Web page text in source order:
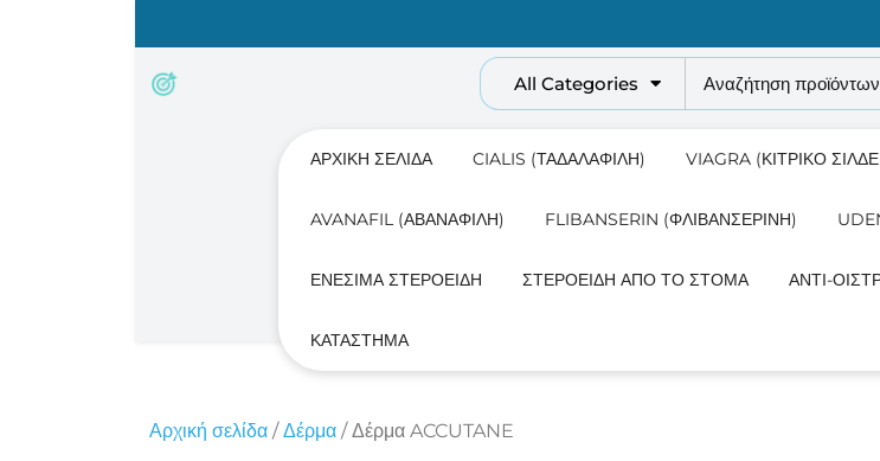
content
All Categories
ΑΡΧΙΚΉ ΣΕΛΊΔΑ CIALIS (ΤΑΔΑΛΑΦΊΛΗ) VIAGRA (ΚΙΤΡΙΚΌ
AVANAFIL (ΑΒΑΝΑΦΊΛΗ) FLIBANSERIN (ΦΛΙΒΑΝΣΕΡΊΝΗ)
ΕΝΈΣΙΜΑ ΣΤΕΡΟΕΙΔΉ ΣΤΕΡΟΕΙΔΉ ΑΠΌ ΤΟ ΣΤΌΜΑ ΑΝΤΙ-
ΚΑΤΆΣΤΗΜΑ
Αρχική σελίδα /Δέρμα / Δέρμα ACCUTANE